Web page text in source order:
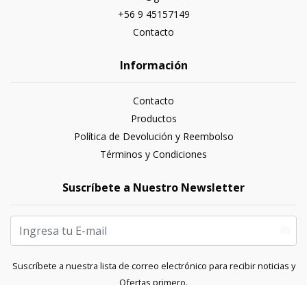
+56 9 45157149
Contacto
Información
Contacto
Productos
Política de Devolución y Reembolso
Términos y Condiciones
Suscríbete a Nuestro Newsletter
Suscríbete a nuestra lista de correo electrónico para recibir noticias y